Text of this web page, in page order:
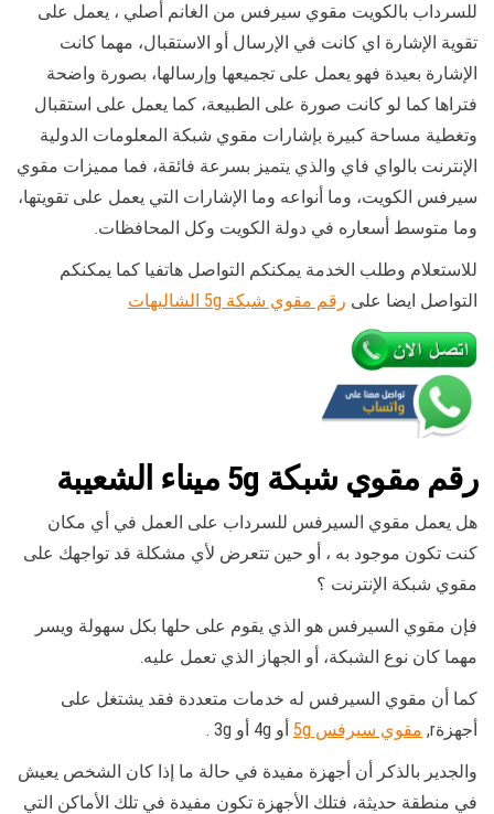
للسرداب بالكويت مقوي سيرفس من الغانم أصلي ، يعمل على
تقوية الإشارة اي كانت في الإرسال أو الاستقبال، مهما كانت
الإشارة بعيدة فهو يعمل على تجميعها وإرسالها، بصورة واضحة
فتراها كما لو كانت صورة على الطبيعة، كما يعمل على استقبال
وتغطية مساحة كبيرة بإشارات مقوي شبكة المعلومات الدولية
الإنترنت بالواي فاي والذي يتميز بسرعة فائقة، فما مميزات مقوي
سيرفس الكويت، وما أنواعه وما الإشارات التي يعمل على تقويتها،
وما متوسط أسعاره في دولة الكويت وكل المحافظات.
للاستعلام وطلب الخدمة يمكنكم التواصل هاتفيا كما يمكنكم
التواصل ايضا على رقم مقوي شبكة 5g الشاليهات
رقم مقوي شبكة 5g ميناء الشعيبة
هل يعمل مقوي السيرفس للسرداب على العمل في أي مكان
كنت تكون موجود به ، أو حين تتعرض لأي مشكلة قد تواجهك على
مقوي شبكة الإنترنت ؟
فإن مقوي السيرفس هو الذي يقوم على حلها بكل سهولة ويسر
مهما كان نوع الشبكة، أو الجهاز الذي تعمل عليه.
كما أن مقوي السيرفس له خدمات متعددة فقد يشتغل على
أجهزةr,
مقوي سيرفس 5g
أو 4g أو 3g .
والجدير بالذكر أن أجهزة مفيدة في حالة ما إذا كان الشخص يعيش
في منطقة حديثة، فتلك الأجهزة تكون مفيدة في تلك الأماكن التي